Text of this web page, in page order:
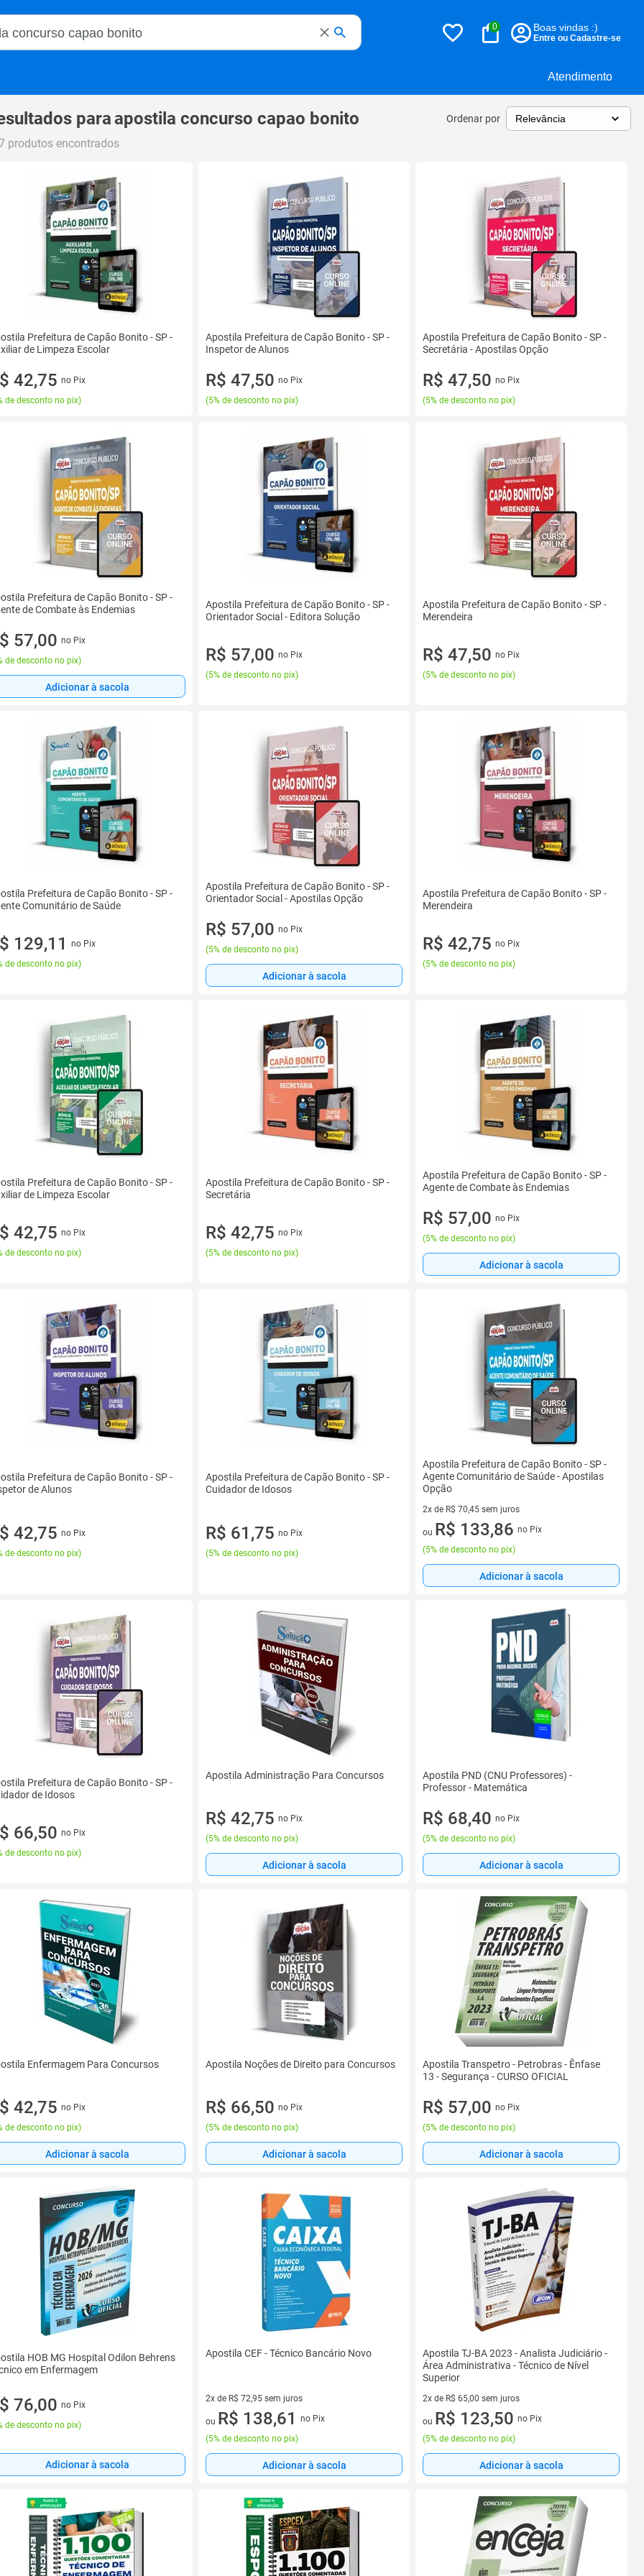
Atendimento
Magalu
0 Boas vindas :)
Entre ou Cadastre-se
paraapostila concurso capao bonito Ordenar por
produtos encontrados
Prefeitura de Capão Bonito - SP -
de Limpeza Escolar
42,75 no Pix
de desconto no pix)
Apostila Prefeitura de Capão Bonito - SP -
Inspetor de Alunos
R$ 47,50 no Pix
(5% de desconto no pix)
Apostila Prefeitura de Capão Bonito - SP -
Secretária - Apostilas Opção
R$ 47,50 no Pix
(5% de desconto no pix)
Prefeitura de Capão Bonito - SP -
de Combate às Endemias
57,00 no Pix
de desconto no pix)
Adicionar à sacola
Apostila Prefeitura de Capão Bonito - SP -
Orientador Social - Editora Solução
R$ 57,00 no Pix
(5% de desconto no pix)
Apostila Prefeitura de Capão Bonito - SP -
Merendeira
R$ 47,50 no Pix
(5% de desconto no pix)
Prefeitura de Capão Bonito - SP -
Comunitário de Saúde
129,11
no Pix
de desconto no pix)
Apostila Prefeitura de Capão Bonito - SP -
Orientador Social - Apostilas Opção
R$ 57,00 no Pix
(5% de desconto no pix)
Adicionar à sacola
Apostila Prefeitura de Capão Bonito - SP -
Merendeira
R$ 42,75 no Pix
(5% de desconto no pix)
Prefeitura de Capão Bonito - SP -
de Limpeza Escolar
42,75 no Pix
de desconto no pix)
Apostila Prefeitura de Capão Bonito - SP -
Secretária
R$ 42,75 no Pix
(5% de desconto no pix)
Apostila Prefeitura de Capão Bonito - SP -
Agente de Combate às Endemias
R$ 57,00 no Pix
(5% de desconto no pix)
Adicionar à sacola
Prefeitura de Capão Bonito - SP -
de Alunos
42,75 no Pix
de desconto no pix)
Apostila Prefeitura de Capão Bonito - SP -
Cuidador de Idosos
R$ 61,75 no Pix
(5% de desconto no pix)
Apostila Prefeitura de Capão Bonito - SP -
Agente Comunitário de Saúde - Apostilas
Opção
2x de R$ 70,45 sem juros
2 vez de R$ 70,45 sem juros
ou R$ 133,86 no Pix
(5% de desconto no pix)
Adicionar à sacola
Prefeitura de Capão Bonito - SP -
de Idosos
66,50 no Pix
de desconto no pix)
Apostila Administração Para Concursos
R$ 42,75 no Pix
(5% de desconto no pix)
Adicionar à sacola
Apostila PND (CNU Professores) -
Professor - Matemática
R$ 68,40 no Pix
(5% de desconto no pix)
Adicionar à sacola
Enfermagem Para Concursos
42,75 no Pix
de desconto no pix)
Adicionar à sacola
Apostila Noções de Direito para Concursos
R$ 66,50 no Pix
(5% de desconto no pix)
Adicionar à sacola
Apostila Transpetro - Petrobras - Ênfase
13 - Segurança - CURSO OFICIAL
R$ 57,00 no Pix
(5% de desconto no pix)
Adicionar à sacola
HOB MG Hospital Odilon Behrens
em Enfermagem
76,00 no Pix
de desconto no pix)
Adicionar à sacola
Apostila CEF - Técnico Bancário Novo
2x de R$ 72,95 sem juros
2 vez de R$ 72,95 sem juros
ou R$ 138,61
no Pix
(5% de desconto no pix)
Adicionar à sacola
Apostila TJ-BA 2023 - Analista Judiciário -
Área Administrativa - Técnico de Nível
Superior
2x de R$ 65,00 sem juros
2 vez de R$ 65,00 sem juros
ou R$ 123,50 no Pix
(5% de desconto no pix)
Adicionar à sacola